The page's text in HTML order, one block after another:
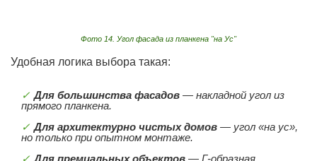
Фото 14. Угол фасада из планкена "на Ус"
Удобная логика выбора такая:
Для большинства фасадов — накладной угол из
прямого планкена.
Для архитектурно чистых домов — угол «на ус»,
но только при опытном монтаже.